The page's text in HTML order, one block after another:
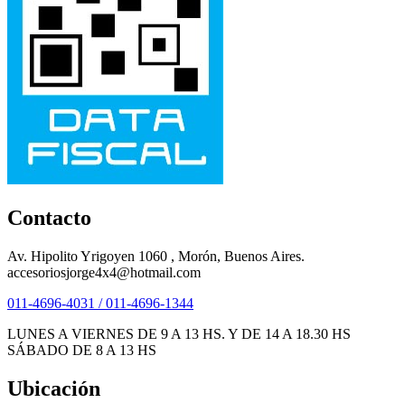
Contacto
Av. Hipolito Yrigoyen 1060 , Morón, Buenos Aires.
accesoriosjorge4x4@hotmail.com
011-4696-4031 / 011-4696-1344
LUNES A VIERNES DE 9 A 13 HS. Y DE 14 A 18.30 HS
SÁBADO DE 8 A 13 HS
Ubicación